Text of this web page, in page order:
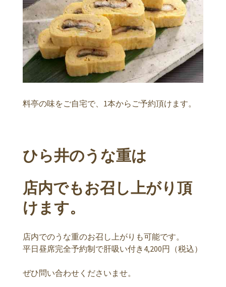
料亭の味をご自宅で、1本からご予約頂けます。
ひら井のうな重は
店内でもお召し上がり頂
けます。
店内でのうな重のお召し上がりも可能です。
平日昼席完全予約制で肝吸い付き4,200円（税込）
ぜひ問い合わせくださいませ。